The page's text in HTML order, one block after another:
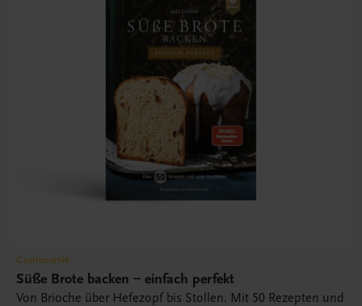
Gastronomie
Süße Brote backen – einfach perfekt
Von Brioche über Hefezopf bis Stollen. Mit 50 Rezepten und